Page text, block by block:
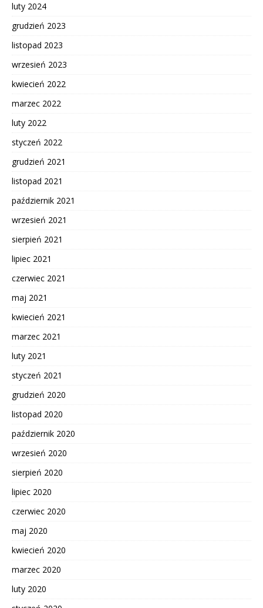
luty 2024
grudzień 2023
listopad 2023
wrzesień 2023
kwiecień 2022
marzec 2022
luty 2022
styczeń 2022
grudzień 2021
listopad 2021
październik 2021
wrzesień 2021
sierpień 2021
lipiec 2021
czerwiec 2021
maj 2021
kwiecień 2021
marzec 2021
luty 2021
styczeń 2021
grudzień 2020
listopad 2020
październik 2020
wrzesień 2020
sierpień 2020
lipiec 2020
czerwiec 2020
maj 2020
kwiecień 2020
marzec 2020
luty 2020